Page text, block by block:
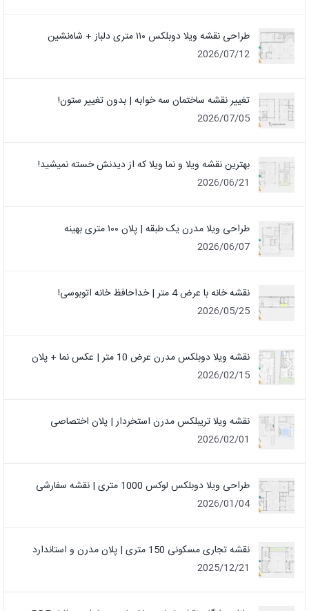
طراحی نقشه ویلا دوبلکس ۱۱۰ متری دلباز + شاه‌نشین
2026/07/12
تغییر نقشه ساختمان سه خوابه | بدون تغییر ستون!
2026/07/05
بهترین نقشه ویلا و نما ویلا که از دیدنش خسته نمیشید!
2026/06/21
طراحی ویلا مدرن یک‌ طبقه | پلان ۱۰۰ متری بهینه
2026/06/07
نقشه خانه با عرض 4 متر | خداحافظ خانه‌ اتوبوسی!
2026/05/25
نقشه ویلا دوبلکس مدرن عرض 10 متر | عکس نما + پلان
2026/02/15
نقشه ویلا تریبلکس مدرن استخردار | پلان اختصاصی
2026/02/01
طراحی ویلا دوبلکس لوکس 1000 متری | نقشه سفارشی
2026/01/04
نقشه تجاری مسکونی 150 متری | پلان مدرن و استاندارد
2025/12/21